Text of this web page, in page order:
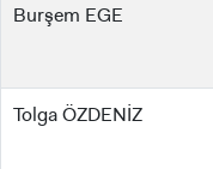
Burşem EGE
Tolga ÖZDENİZ